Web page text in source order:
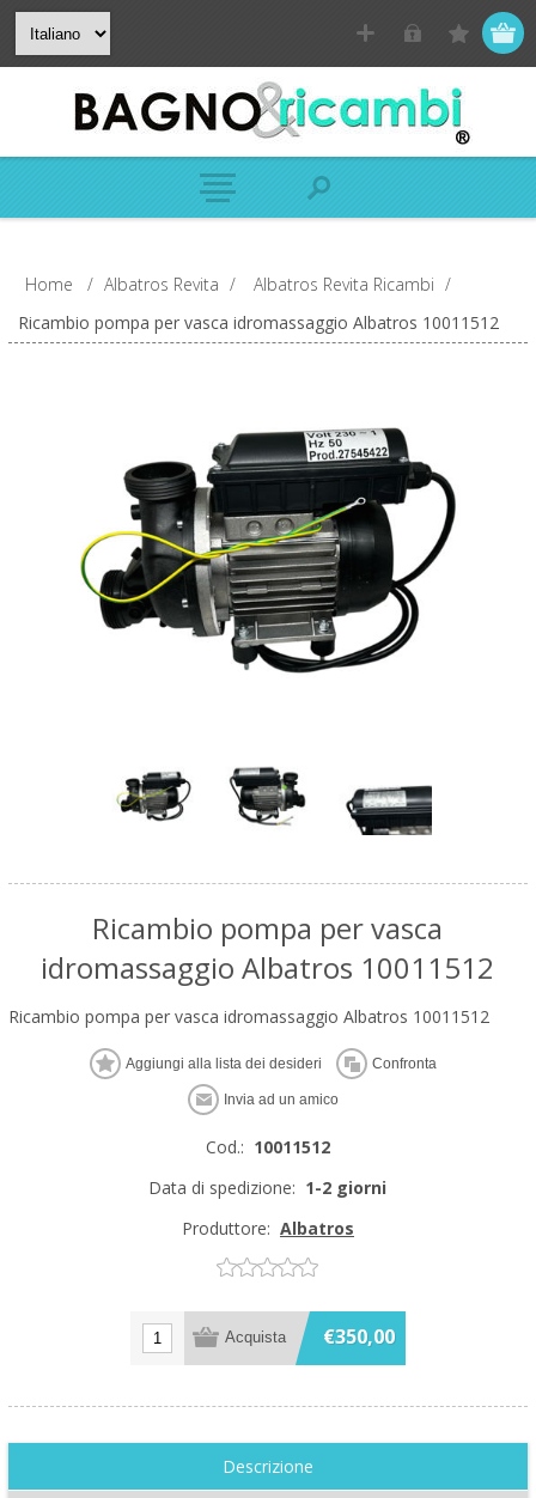
Home / Albatros Revita / Albatros Revita Ricambi /
Ricambio pompa per vasca idromassaggio Albatros 10011512
Ricambio pompa per vasca
idromassaggio Albatros 10011512
Ricambio pompa per vasca idromassaggio Albatros 10011512
Cod.: 10011512
Data di spedizione: 1-2 giorni
Produttore: Albatros
€350,00
Descrizione